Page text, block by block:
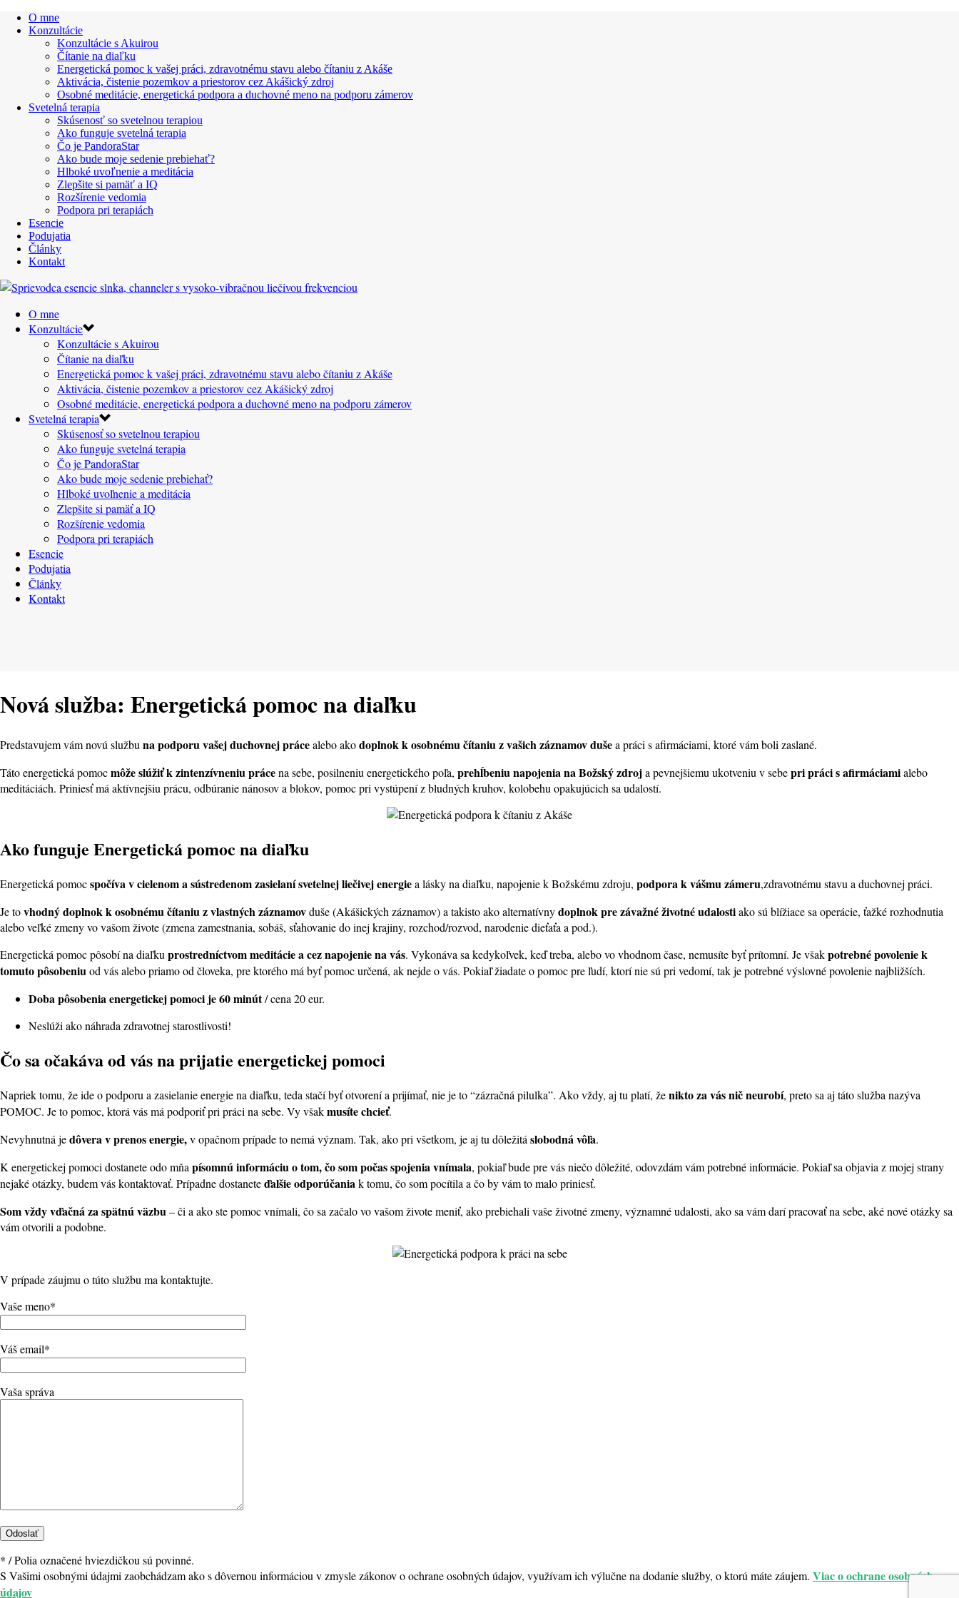
O mne
Konzultácie
Konzultácie s Akuirou
Čítanie na diaľku
Energetická pomoc k vašej práci, zdravotnému stavu alebo čítaniu z Akáše
Aktivácia, čistenie pozemkov a priestorov cez Akášický zdroj
Osobné meditácie, energetická podpora a duchovné meno na podporu zámerov
Svetelná terapia
Skúsenosť so svetelnou terapiou
Ako funguje svetelná terapia
Čo je PandoraStar
Ako bude moje sedenie prebiehať?
Hlboké uvoľnenie a meditácia
Zlepšite si pamäť a IQ
Rozšírenie vedomia
Podpora pri terapiách
Esencie
Podujatia
Články
Kontakt
O mne
Konzultácie
Konzultácie s Akuirou
Čítanie na diaľku
Energetická pomoc k vašej práci, zdravotnému stavu alebo čítaniu z Akáše
Aktivácia, čistenie pozemkov a priestorov cez Akášický zdroj
Osobné meditácie, energetická podpora a duchovné meno na podporu zámerov
Svetelná terapia
Skúsenosť so svetelnou terapiou
Ako funguje svetelná terapia
Čo je PandoraStar
Ako bude moje sedenie prebiehať?
Hlboké uvoľnenie a meditácia
Zlepšite si pamäť a IQ
Rozšírenie vedomia
Podpora pri terapiách
Esencie
Podujatia
Články
Kontakt
Nová služba: Energetická pomoc na diaľku
Predstavujem vám novú službu na podporu vašej duchovnej prácealebo akodoplnok k osobnému čítaniu z vašich záznamov dušea práci s afirmáciami, ktoré vám boli zaslané.
Táto energetická pomocmôže slúžiť k zintenzívneniu prácena sebe, posilneniu energetického poľa, prehĺbeniu napojenia na Božský zdroja pevnejšiemu ukotveniu v sebepri práci s afirmáciamialebo
meditáciách. Priniesť má aktívnejšiu prácu, odbúranie nánosov a blokov, pomoc pri vystúpení z bludných kruhov, kolobehu opakujúcich sa udalostí.
Ako funguje Energetická pomoc na diaľku
Energetická pomocspočíva v cielenom a sústredenom zasielaní svetelnej liečivej energiea lásky na diaľku, napojenie k Božskému zdroju, podpora k vášmu zámeru,zdravotnému stavu a duchovnej práci.
Je tovhodný doplnok k osobnému čítaniu z vlastných záznamovduše (Akášických záznamov) a takisto ako alternatívnydoplnok pre závažné životné udalostiako sú blížiace sa operácie, ťažké rozhodnutia
alebo veľké zmeny vo vašom živote (zmena zamestnania, sobáš, sťahovanie do inej krajiny, rozchod/rozvod, narodenie dieťaťa a pod.).
Energetická pomoc pôsobí na diaľku prostredníctvom meditácie a cez napojenie na vás. Vykonáva sa kedykoľvek, keď treba, alebo vo vhodnom čase, nemusíte byť prítomní. Je všakpotrebné povolenie k
tomuto pôsobeniuod vás alebo priamo od človeka, pre ktorého má byť pomoc určená, ak nejde o vás. Pokiaľ žiadate o pomoc pre ľudí, ktorí nie sú pri vedomí, tak je potrebné výslovné povolenie najbližších.
Doba pôsobenia energetickej pomoci je 60 minút/ cena 20 eur.
Neslúži ako náhrada zdravotnej starostlivosti!
Čo sa očakáva od vás na prijatie energetickej pomoci
Napriek tomu, že ide o podporu a zasielanie energie na diaľku, teda stačí byť otvorení a prijímať, nie je to “zázračná pilulka”. Ako vždy, aj tu platí, ženikto za vás nič neurobí, preto sa aj táto služba nazýva
POMOC. Je to pomoc, ktorá vás má podporiť pri práci na sebe. Vy všakmusíte chcieť.
Nevyhnutná jedôvera v prenos energie,v opačnom prípade to nemá význam. Tak, ako pri všetkom, je aj tu dôležitá slobodná vôľa.
K energetickej pomoci dostanete odo mňa písomnú informáciu o tom, čo som počas spojenia vnímala, pokiaľ bude pre vás niečo dôležité, odovzdám vám potrebné informácie. Pokiaľ sa objavia z mojej strany
nejaké otázky, budem vás kontaktovať. Prípadne dostaneteďalšie odporúčania k tomu, čo som pocítila a čo by vám to malo priniesť.
Som vždy vďačná za spätnú väzbu – či a ako ste pomoc vnímali, čo sa začalo vo vašom živote meniť, ako prebiehali vaše životné zmeny, významné udalosti, ako sa vám darí pracovať na sebe, aké nové otázky sa
vám otvorili a podobne.
V prípade záujmu o túto službu ma kontaktujte.
Vaše meno*
Váš email*
Vaša správa
* / Polia označené hviezdičkou sú povinné.
S Vašimi osobnými údajmi zaobchádzam ako s dôvernou informáciou v zmysle zákonov o ochrane osobných údajov, využívam ich výlučne na dodanie služby, o ktorú máte záujem. Viac o ochrane osobných
údajov